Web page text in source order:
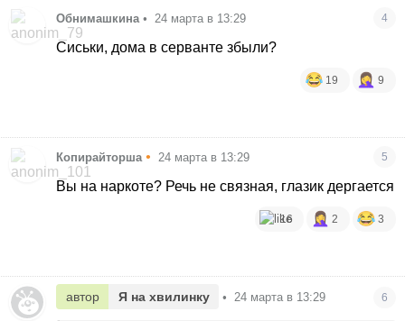
Обнимашкина • 24 марта в 13:29 4
Сиськи, дома в серванте збыли?
19 9
Копирайторша • 24 марта в 13:29 5
Вы на наркоте? Речь не связная, глазик дергается
16 2 3
автор Я на хвилинку • 24 марта в 13:29 6